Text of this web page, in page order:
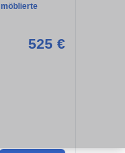
möblierte
525 €